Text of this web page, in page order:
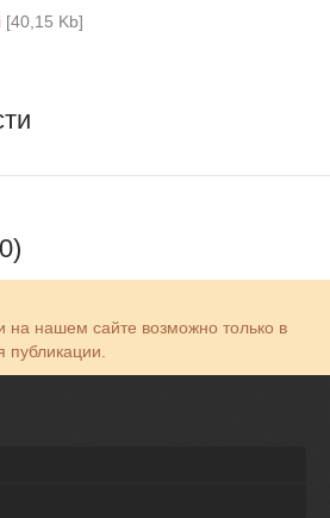
[40,15 Kb]
на нашем сайте возможно только в
публикации.